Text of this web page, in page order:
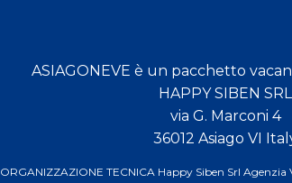
ASIAGONEVE è un pacchetto
HAPPY SIBEN SRL
via G. Marconi 4
36012 Asiago VI
ORGANIZZAZIONE TECNICA Happy Siben Srl